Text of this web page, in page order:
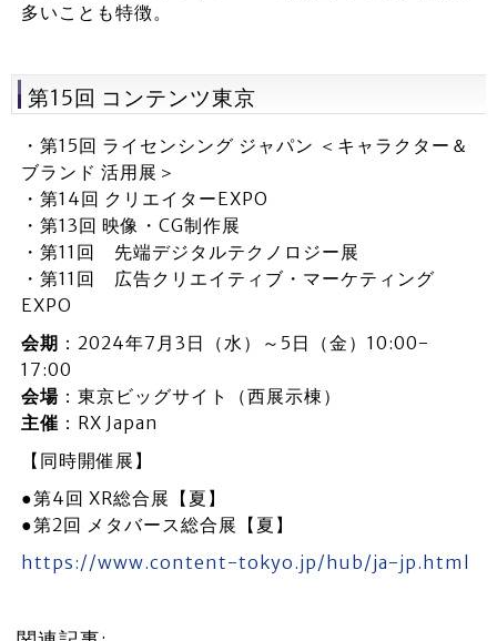
多いことも特徴。
第15回 コンテンツ東京
・第15回 ライセンシング ジャパン ＜キャラクター＆
ブランド 活用展＞
・第14回 クリエイターEXPO
・第13回 映像・CG制作展
・第11回 先端デジタルテクノロジー展
・第11回 広告クリエイティブ・マーケティング
EXPO
会期 ：2024年7月3日（水）～5日（金）10:00-
17:00
会場：東京ビッグサイト（西展示棟）
主催 ：RX Japan
【同時開催展】
●第4回 XR総合展【夏】
●第2回 メタバース総合展【夏】
https://www.content-tokyo.jp/hub/ja-jp.html